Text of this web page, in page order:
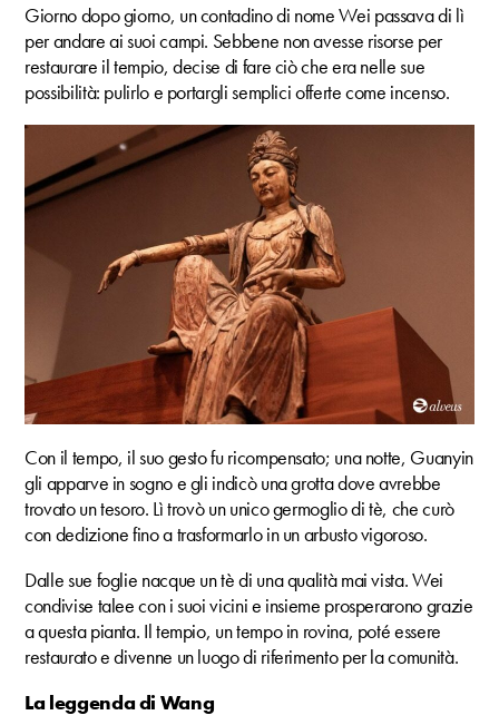
Giorno dopo giorno, un contadino di nome Wei passava di lì
per andare ai suoi campi. Sebbene non avesse risorse per
restaurare il tempio, decise di fare ciò che era nelle sue
possibilità: pulirlo e portargli semplici offerte come incenso.
Con il tempo, il suo gesto fu ricompensato; una notte, Guanyin
gli apparve in sogno e gli indicò una grotta dove avrebbe
trovato un tesoro. Lì trovò un unico germoglio di tè, che curò
con dedizione fino a trasformarlo in un arbusto vigoroso.
Dalle sue foglie nacque un tè di una qualità mai vista. Wei
condivise talee con i suoi vicini e insieme prosperarono grazie
a questa pianta. Il tempio, un tempo in rovina, poté essere
restaurato e divenne un luogo di riferimento per la comunità.
La leggenda di Wang